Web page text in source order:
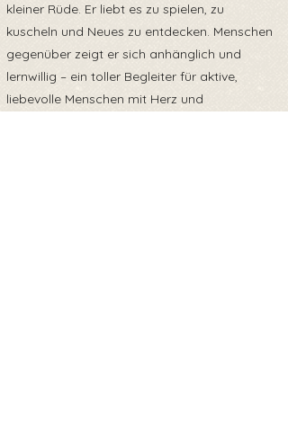
kleiner Rüde. Er liebt es zu spielen, zu
kuscheln und Neues zu entdecken. Menschen
gegenüber zeigt er sich anhänglich und
lernwillig – ein toller Begleiter für aktive,
liebevolle Menschen mit Herz und